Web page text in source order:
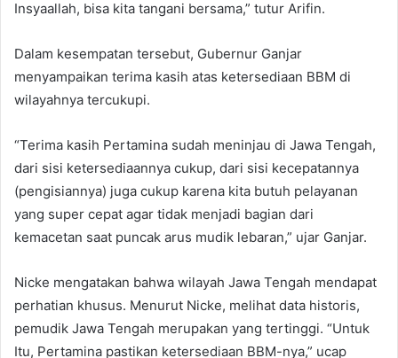
Insyaallah, bisa kita tangani bersama,” tutur Arifin.
Dalam kesempatan tersebut, Gubernur Ganjar
menyampaikan terima kasih atas ketersediaan BBM di
wilayahnya tercukupi.
“Terima kasih Pertamina sudah meninjau di Jawa Tengah,
dari sisi ketersediaannya cukup, dari sisi kecepatannya
(pengisiannya) juga cukup karena kita butuh pelayanan
yang super cepat agar tidak menjadi bagian dari
kemacetan saat puncak arus mudik lebaran,” ujar Ganjar.
Nicke mengatakan bahwa wilayah Jawa Tengah mendapat
perhatian khusus. Menurut Nicke, melihat data historis,
pemudik Jawa Tengah merupakan yang tertinggi. “Untuk
Itu, Pertamina pastikan ketersediaan BBM-nya,” ucap